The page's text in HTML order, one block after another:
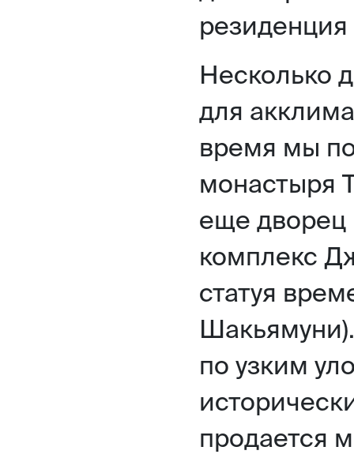
Несколько
для
время мы
монастыря
еще дворец
комплекс
статуя
по узким
продается